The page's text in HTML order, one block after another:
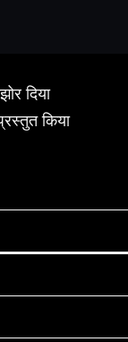
दिया
किया